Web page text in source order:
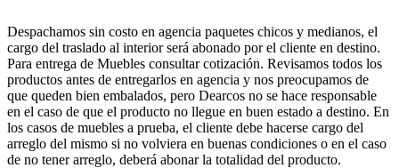
Despachamos sin costo en agencia paquetes chicos y medianos, el
cargo del traslado al interior será abonado por el cliente en destino.
Para entrega de Muebles consultar cotización. Revisamos todos los
productos antes de entregarlos en agencia y nos preocupamos de
que queden bien embalados, pero Dearcos no se hace responsable
en el caso de que el producto no llegue en buen estado a destino. En
los casos de muebles a prueba, el cliente debe hacerse cargo del
arreglo del mismo si no volviera en buenas condiciones o en el caso
de no tener arreglo, deberá abonar la totalidad del producto.